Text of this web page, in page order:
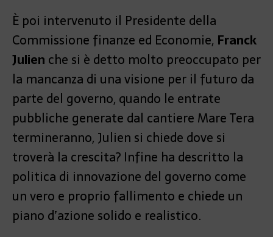
È poi intervenuto il Presidente della
Commissione finanze ed Economie, Franck
Julien che si è detto molto preoccupato per
la mancanza di una visione per il futuro da
parte del governo, quando le entrate
pubbliche generate dal cantiere Mare Tera
termineranno, Julien si chiede dove si
troverà la crescita? Infine ha descritto la
politica di innovazione del governo come
un vero e proprio fallimento e chiede un
piano d’azione solido e realistico.